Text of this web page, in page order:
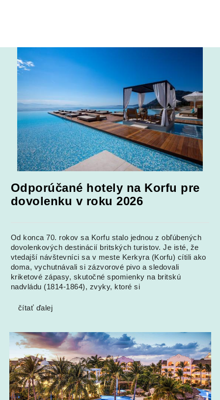
Odporúčané hotely na Korfu pre
dovolenku v roku 2026
Od konca 70. rokov sa Korfu stalo jednou z obľúbených
dovolenkových destinácií britských turistov. Je isté, že
vtedajší návštevníci sa v meste Kerkyra (Korfu) cítili ako
doma, vychutnávali si zázvorové pivo a sledovali
kriketové zápasy, skutočné spomienky na britskú
nadvládu (1814-1864), zvyky, ktoré si
čítať ďalej